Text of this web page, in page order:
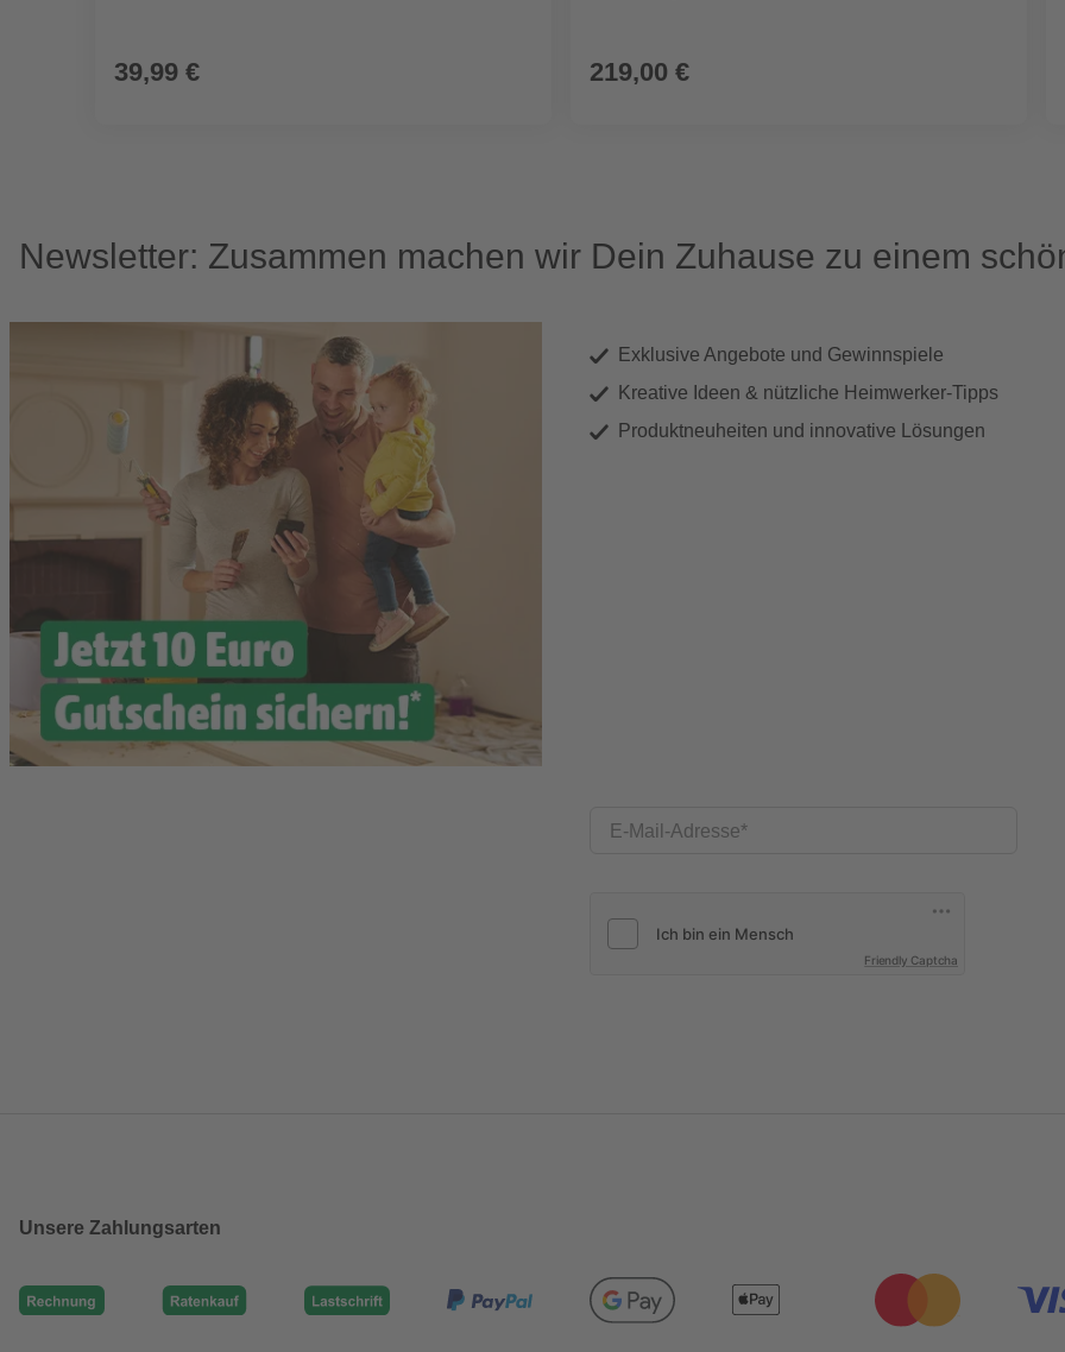
39,99 € 219,00 €
Newsletter: Zusammen machen wir Dein Zuhause zu einem
Exklusive Angebote und Gewinnspiele
Kreative Ideen & nützliche Heimwerker-Tipps
Produktneuheiten und innovative Lösungen
E-Mail-Adresse
Friendly Captcha
Unsere Zahlungsarten